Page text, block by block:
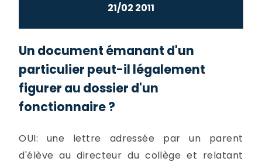
21/02 2011
Un document émanant d'un
particulier peut-il légalement
figurer au dossier d'un
fonctionnaire ?
OUI: une lettre adressée par un parent
d'élève au directeur du collège et relatant